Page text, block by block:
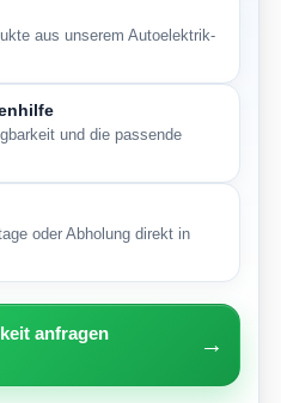
aus unserem Autoelektrik-
und die passende
oder Abholung direkt in
anfragen →